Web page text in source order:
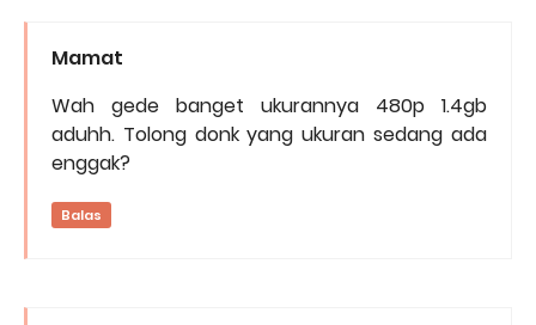
Mamat
Wah gede banget ukurannya 480p 1.4gb
aduhh. Tolong donk yang ukuran sedang ada
enggak?
Balas